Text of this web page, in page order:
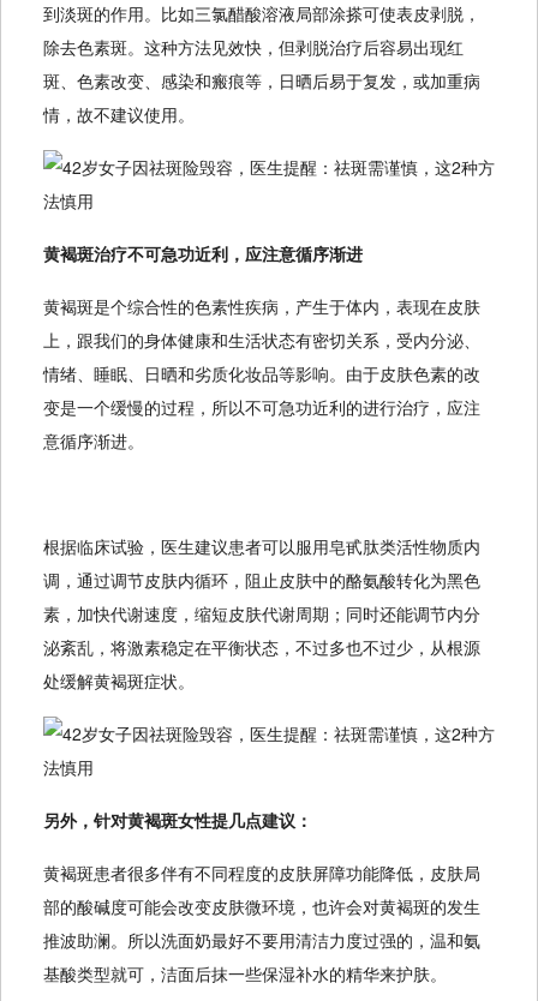
到淡斑的作用。比如三氯醋酸溶液局部涂搽可使表皮剥脱，
除去色素斑。这种方法见效快，但剥脱治疗后容易出现红
斑、色素改变、感染和瘢痕等，日晒后易于复发，或加重病
情，故不建议使用。
黄褐斑治疗不可急功近利，应注意循序渐进
黄褐斑是个综合性的色素性疾病，产生于体内，表现在皮肤
上，跟我们的身体健康和生活状态有密切关系，受内分泌、
情绪、睡眠、日晒和劣质化妆品等影响。由于皮肤色素的改
变是一个缓慢的过程，所以不可急功近利的进行治疗，应注
意循序渐进。
根据临床试验，医生建议患者可以服用皂甙肽类活性物质内
调，通过调节皮肤内循环，阻止皮肤中的酪氨酸转化为黑色
素，加快代谢速度，缩短皮肤代谢周期；同时还能调节内分
泌紊乱，将激素稳定在平衡状态，不过多也不过少，从根源
处缓解黄褐斑症状。
另外，针对黄褐斑女性提几点建议：
黄褐斑患者很多伴有不同程度的皮肤屏障功能降低，皮肤局
部的酸碱度可能会改变皮肤微环境，也许会对黄褐斑的发生
推波助澜。所以洗面奶最好不要用清洁力度过强的，温和氨
基酸类型就可，洁面后抹一些保湿补水的精华来护肤。